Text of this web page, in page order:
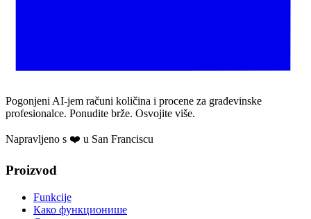
Pogonjeni AI-jem računi količina i procene za građevinske
profesionalce. Ponudite brže. Osvojite više.
Napravljeno s ❤️ u San Franciscu
Proizvod
Funkcije
Како функционише